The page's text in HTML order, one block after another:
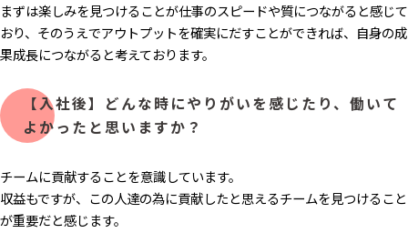
まずは楽しみを見つけることが仕事のスピードや質につながると感じて
おり、そのうえでアウトプットを確実にだすことができれば、自身の成
果成長につながると考えております。
【入社後】どんな時にやりがいを感じたり、働いて
よかったと思いますか？
チームに貢献することを意識しています。
収益もですが、この人達の為に貢献したと思えるチームを見つけること
が重要だと感じます。